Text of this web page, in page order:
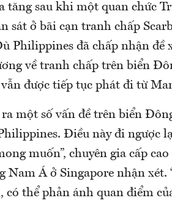
tăng sau khi một quan chức
sát ở bãi cạn tranh chấp
Philippines đã chấp nhận đề
về tranh chấp trên biển
được tiếp tục phát đi từ
ra một số vấn đề trên biển
Điều này đi ngược
muốn”, chuyên gia cấp
Á ở Singapore nhận xét.
có thể phản ánh quan điểm